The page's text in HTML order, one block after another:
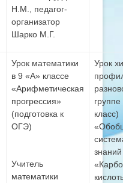
Н.М., педагог-
организатор
Шарко М.Г.
Урок математики
в 9 «А» классе
«Арифметическая
прогрессия»
(подготовка к
ОГЭ)
Учитель
математики
Урок
класс)